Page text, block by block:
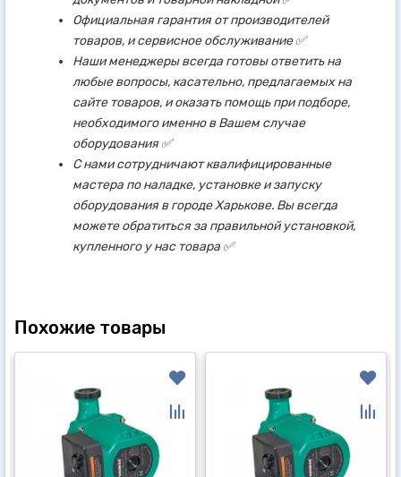
Официальная гарантия от производителей
товаров, и сервисное обслуживание ✅
Наши менеджеры всегда готовы ответить на
любые вопросы, касательно, предлагаемых на
сайте товаров, и оказать помощь при подборе,
необходимого именно в Вашем случае
оборудования ✅
С нами сотрудничают квалифицированные
мастера по наладке, установке и запуску
оборудования в городе Харькове. Вы всегда
можете обратиться за правильной установкой,
купленного у нас товара ✅
Похожие товары